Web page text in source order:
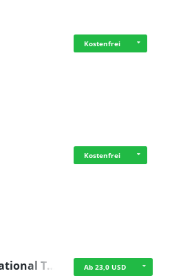
Kostenfrei
Kostenfrei
T… Ab 23,0 USD